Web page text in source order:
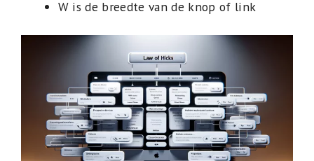
W is de breedte van de knop of link